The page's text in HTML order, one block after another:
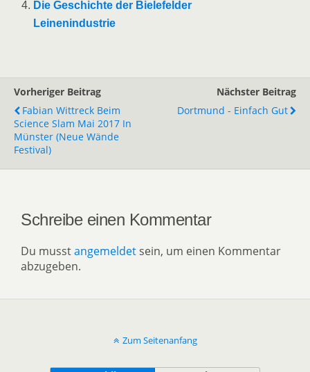
Die Geschichte der Bielefelder
Leinenindustrie
Vorheriger Beitrag
Fabian Wittreck Beim
Science Slam Mai 2017 In
Münster (Neue Wände
Festival)
Nächster Beitrag
Dortmund - Einfach Gut
Schreibe einen Kommentar
Du musstangemeldet sein, um einen Kommentar
abzugeben.
Zum Seitenanfang